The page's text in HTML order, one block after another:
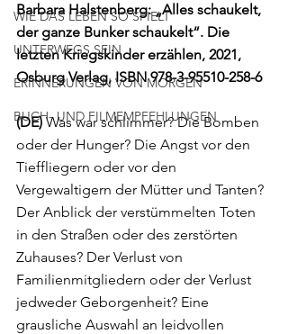
WIE DAS LEBEN SO SPIELT
UNTERWEGS SEIN
ERINNERUNGEN VON MORGEN
BUCH- UND FILMEMPFEHLUNGEN
Barbara Halstenberg: „Alles schaukelt,
der ganze Bunker schaukelt“. Die
letzten Kriegskinder erzählen, 2021,
Osburg Verlag, ISBN 978-3-95510-258-6
(DE) Was war schlimmer? Die Bomben
oder der Hunger? Die Angst vor den
Tieffliegern oder vor den
Vergewaltigern der Mütter und Tanten?
Der Anblick der verstümmelten Toten
in den Straßen oder des zerstörten
Zuhauses? Der Verlust von
Familienmitgliedern oder der Verlust
jedweder Geborgenheit? Eine
grausliche Auswahl an leidvollen